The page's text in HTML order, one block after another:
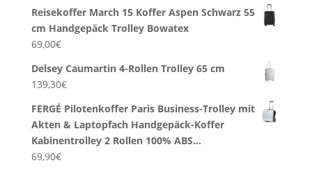
Reisekoffer March 15 Koffer Aspen Schwarz 55
cm Handgepäck Trolley Bowatex
69,00€
Delsey Caumartin 4-Rollen Trolley 65 cm
139,30€
FERGÉ Pilotenkoffer Paris Business-Trolley mit
Akten & Laptopfach Handgepäck-Koffer
Kabinentrolley 2 Rollen 100% ABS…
69,90€